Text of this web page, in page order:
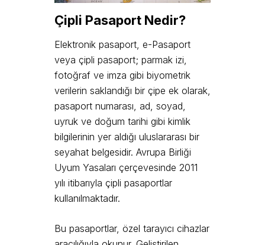
Çipli Pasaport Nedir?
Elektronik pasaport, e-Pasaport
veya çipli pasaport; parmak izi,
fotoğraf ve imza gibi biyometrik
verilerin saklandığı bir çipe ek olarak,
pasaport numarası, ad, soyad,
uyruk ve doğum tarihi gibi kimlik
bilgilerinin yer aldığı uluslararası bir
seyahat belgesidir. Avrupa Birliği
Uyum Yasaları çerçevesinde 2011
yılı itibarıyla çipli pasaportlar
kullanılmaktadır.
Bu pasaportlar, özel tarayıcı cihazlar